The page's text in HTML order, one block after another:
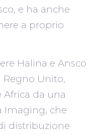
e ha anche
a proprio
Halina e Ansco
Unito,
Africa da una
Imaging, che
distribuzione